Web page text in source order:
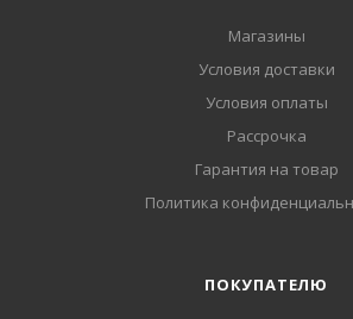
Магазины
Условия доставки
Условия оплаты
Рассрочка
Гарантия на товар
Политика
ПОКУПАТЕЛЮ